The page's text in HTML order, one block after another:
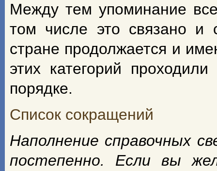
Между тем упоминание
том числе это связано и
стране продолжается и
этих категорий
порядке.
Список сокращений
Наполнение справочных
постепенно. Если вы